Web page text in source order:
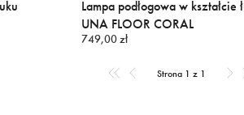
Lampa podłogowa w kształcie
UNA FLOOR CORAL
749,00 zł
Strona 1 z 1